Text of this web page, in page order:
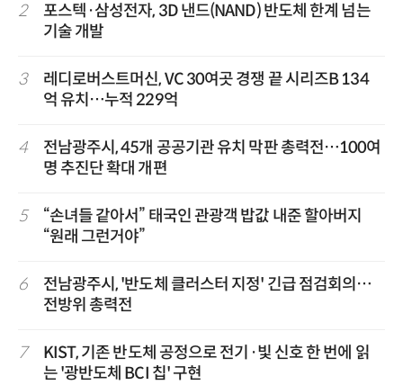
2
포스텍·삼성전자, 3D 낸드(NAND) 반도체 한계 넘는
기술 개발
3
레디로버스트머신, VC 30여곳 경쟁 끝 시리즈B 134
억 유치…누적 229억
4
전남광주시, 45개 공공기관 유치 막판 총력전…100여
명 추진단 확대 개편
5
“손녀들 같아서” 태국인 관광객 밥값 내준 할아버지
“원래 그런거야”
6
전남광주시, '반도체 클러스터 지정' 긴급 점검회의…
전방위 총력전
7
KIST, 기존 반도체 공정으로 전기·빛 신호 한 번에 읽
는 '광반도체 BCI 칩' 구현